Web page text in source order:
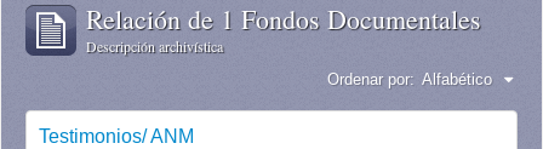
Relación de 1 Fondos Documentales
Descripción archivística
Ordenar por: Alfabético
Testimonios/ ANM